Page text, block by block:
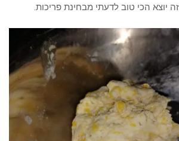
יוצא הכי טוב לדעתי מבחינת פריכות.